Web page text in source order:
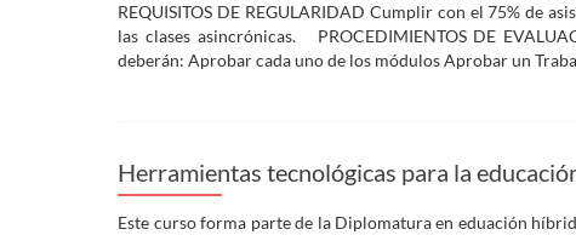
REQUISITOS DE REGULARIDAD Cumplir con el 75% de
las clases asincrónicas. PROCEDIMIENTOS DE
deberán: Aprobar cada uno de los módulos Aprobar un
Herramientas tecnológicas para la
Este curso forma parte de la Diplomatura en eduación